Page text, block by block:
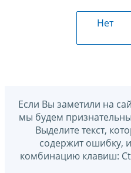
Нет
Если Вы заметили на
мы будем
Выделите текст,
содержит ошибку,
комбинацию клавиш: